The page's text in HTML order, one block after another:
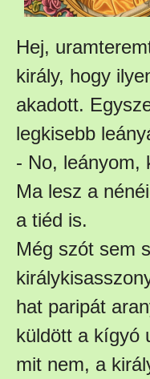
Hej,
király, hogy
akadott.
legkisebb
- No, leányom,
Ma lesz a
a tiéd is.
Még szót sem
hat paripát
küldött a kígyó
mit nem, a